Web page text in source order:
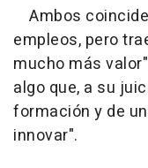
Ambos
empleos, pero
mucho más
algo que, a su
formación y de
innovar".